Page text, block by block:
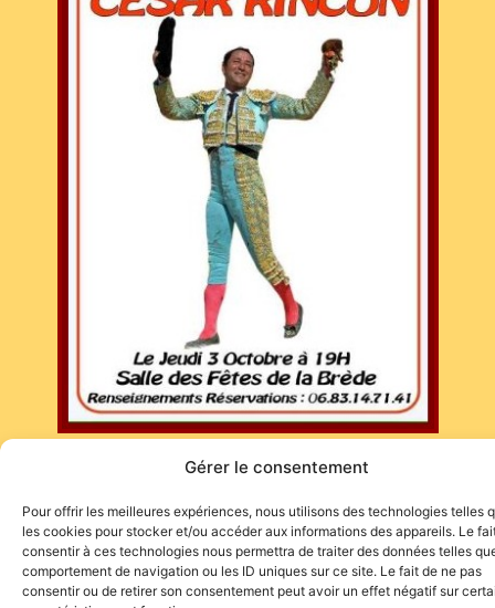
Gérer le consentement
Pour offrir les meilleures expériences, nous utilisons des technologies telles
les cookies pour stocker et/ou accéder aux informations des appareils. Le
consentir à ces technologies nous permettra de traiter des données telles
comportement de navigation ou les ID uniques sur ce site. Le fait de ne pas
consentir ou de retirer son consentement peut avoir un effet négatif sur